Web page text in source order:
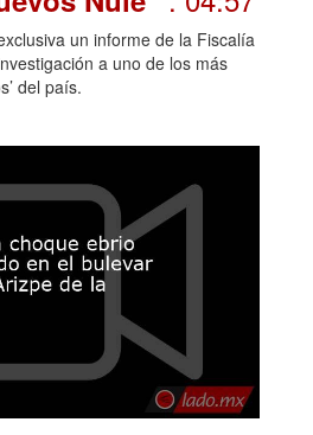
un informe de la Fiscalía
a uno de los más
del país.